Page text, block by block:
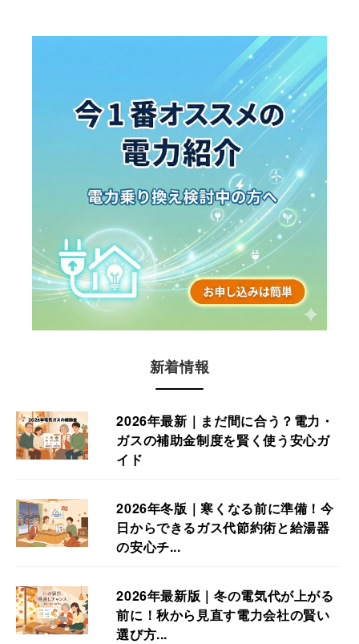
新着情報
2026年最新｜まだ間に合う？電力・
ガスの補助金制度を賢く使う安心ガ
イド
2026年冬版｜寒くなる前に準備！今
日からできるガス代節約術と給湯器
の安心チ...
2026年最新版｜冬の電気代が上がる
前に！秋から見直す電力会社の賢い
選び方...